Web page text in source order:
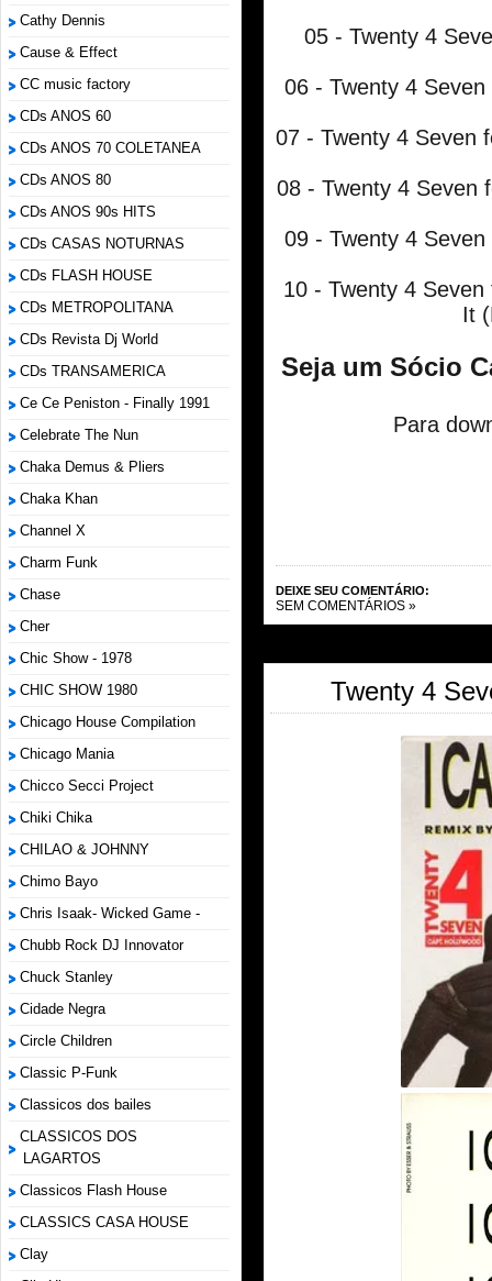
Cathy Dennis
Cause & Effect
CC music factory
CDs ANOS 60
CDs ANOS 70 COLETANEA
CDs ANOS 80
CDs ANOS 90s HITS
CDs CASAS NOTURNAS
CDs FLASH HOUSE
CDs METROPOLITANA
CDs Revista Dj World
CDs TRANSAMERICA
Ce Ce Peniston - Finally 1991
Celebrate The Nun
Chaka Demus & Pliers
Chaka Khan
Channel X
Charm Funk
Chase
Cher
Chic Show - 1978
CHIC SHOW 1980
Chicago House Compilation
Chicago Mania
Chicco Secci Project
Chiki Chika
CHILAO & JOHNNY
Chimo Bayo
Chris Isaak- Wicked Game -
Chubb Rock DJ Innovator
Chuck Stanley
Cidade Negra
Circle Children
Classic P-Funk
Classicos dos bailes
CLASSICOS DOS
LAGARTOS
Classicos Flash House
CLASSICS CASA HOUSE
Clay
05 - Twenty 4
06 - Twenty 4
07 - Twenty 4 Seven
08 - Twenty 4 Seven
09 - Twenty 4
10 - Twenty 4
It
Seja um Sócio
Para
DEIXE SEU COMENTÁRIO:
SEM COMENTÁRIOS »
Twenty 4